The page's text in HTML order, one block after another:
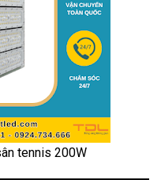
tennis 200W